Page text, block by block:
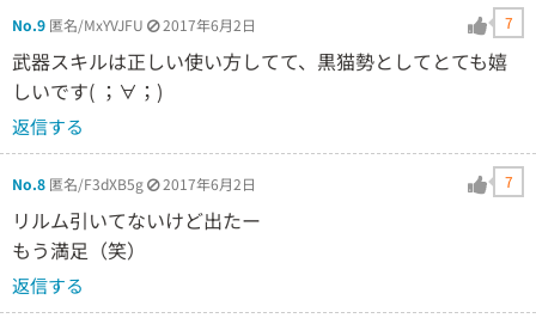
No.9 匿名/MxYVJFU 2017年6月2日 7
武器スキルは正しい使い方してて、黒猫勢としてとても嬉
しいです( ；∀；)
返信する
No.8 匿名/F3dXB5g 2017年6月2日 7
リルム引いてないけど出たー
もう満足（笑）
返信する